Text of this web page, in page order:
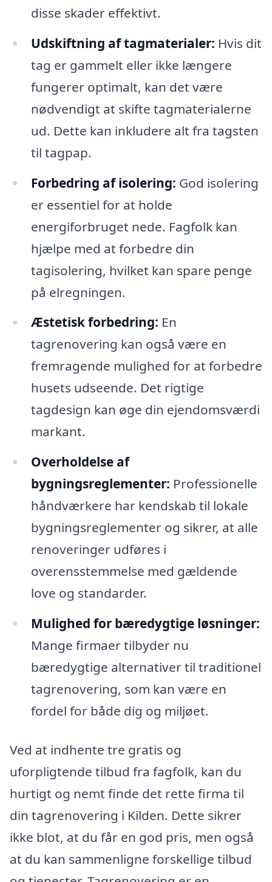
disse skader effektivt.
Udskiftning af tagmaterialer: Hvis dit
tag er gammelt eller ikke længere
fungerer optimalt, kan det være
nødvendigt at skifte tagmaterialerne
ud. Dette kan inkludere alt fra tagsten
til tagpap.
Forbedring af isolering: God isolering
er essentiel for at holde
energiforbruget nede. Fagfolk kan
hjælpe med at forbedre din
tagisolering, hvilket kan spare penge
på elregningen.
Æstetisk forbedring: En
tagrenovering kan også være en
fremragende mulighed for at forbedre
husets udseende. Det rigtige
tagdesign kan øge din ejendomsværdi
markant.
Overholdelse af
bygningsreglementer: Professionelle
håndværkere har kendskab til lokale
bygningsreglementer og sikrer, at alle
renoveringer udføres i
overensstemmelse med gældende
love og standarder.
Mulighed for bæredygtige løsninger:
Mange firmaer tilbyder nu
bæredygtige alternativer til traditionel
tagrenovering, som kan være en
fordel for både dig og miljøet.
Ved at indhente tre gratis og
uforpligtende tilbud fra fagfolk, kan du
hurtigt og nemt finde det rette firma til
din tagrenovering i Kilden. Dette sikrer
ikke blot, at du får en god pris, men også
at du kan sammenligne forskellige tilbud